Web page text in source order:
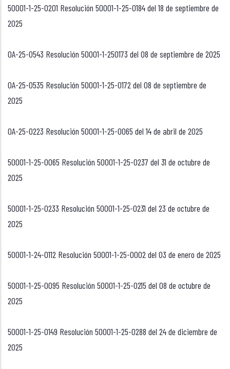
50001-1-25-0201 Resolución 50001-1-25-0184 del 18 de septiembre de
2025
OA-25-0543 Resolución 50001-1-250173 del 08 de septiembre de 2025
OA-25-0535 Resolución 50001-1-25-0172 del 08 de septiembre de
2025
OA-25-0223 Resolución 50001-1-25-0065 del 14 de abril de 2025
50001-1-25-0065 Resolución 50001-1-25-0237 del 31 de octubre de
2025
50001-1-25-0233 Resolución 50001-1-25-0231 del 23 de octubre de
2025
50001-1-24-0112 Resolución 50001-1-25-0002 del 03 de enero de 2025
50001-1-25-0095 Resolución 50001-1-25-0215 del 08 de octubre de
2025
50001-1-25-0149 Resolución 50001-1-25-0288 del 24 de diciembre de
2025